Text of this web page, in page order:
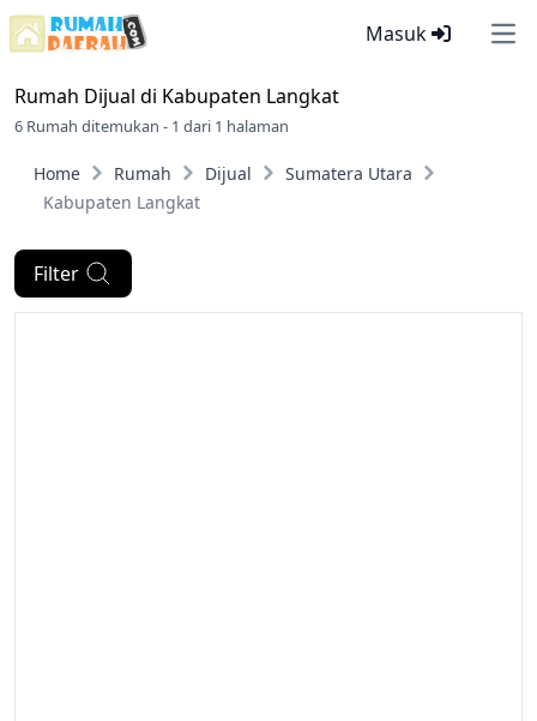
Masuk
Rumah Dijual di Kabupaten Langkat
6 Rumah ditemukan - 1 dari 1 halaman
Home Rumah Dijual
Sumatera Utara
Kabupaten Langkat
Filter